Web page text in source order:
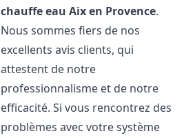
chauffe eau Aix en Provence.
Nous sommes fiers de nos
excellents avis clients, qui
attestent de notre
professionnalisme et de notre
efficacité. Si vous rencontrez des
problèmes avec votre système